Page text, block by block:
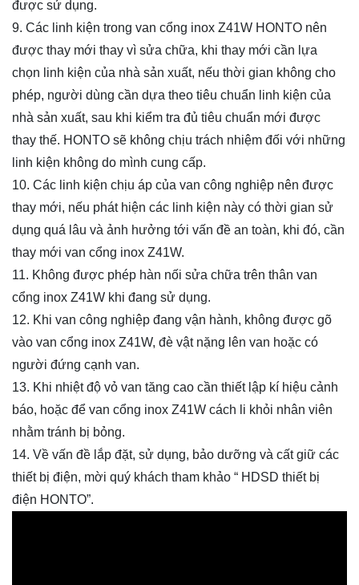
được sử dụng.
9. Các linh kiện trong van cổng inox Z41W HONTO nên
được thay mới thay vì sửa chữa, khi thay mới cần lựa
chọn linh kiện của nhà sản xuất, nếu thời gian không cho
phép, người dùng cần dựa theo tiêu chuẩn linh kiện của
nhà sản xuất, sau khi kiểm tra đủ tiêu chuẩn mới được
thay thế. HONTO sẽ không chịu trách nhiệm đối với những
linh kiện không do mình cung cấp.
10. Các linh kiện chịu áp của van công nghiệp nên được
thay mới, nếu phát hiện các linh kiện này có thời gian sử
dụng quá lâu và ảnh hưởng tới vấn đề an toàn, khi đó, cần
thay mới van cổng inox Z41W.
11. Không được phép hàn nối sửa chữa trên thân van
cổng inox Z41W khi đang sử dụng.
12. Khi van công nghiệp đang vận hành, không được gõ
vào van cổng inox Z41W, đè vật nặng lên van hoặc có
người đứng cạnh van.
13. Khi nhiệt độ vỏ van tăng cao cần thiết lập kí hiệu cảnh
báo, hoặc để van cổng inox Z41W cách li khỏi nhân viên
nhằm tránh bị bỏng.
14. Về vấn đề lắp đặt, sử dụng, bảo dưỡng và cất giữ các
thiết bị điện, mời quý khách tham khảo “ HDSD thiết bị
điện HONTO”.